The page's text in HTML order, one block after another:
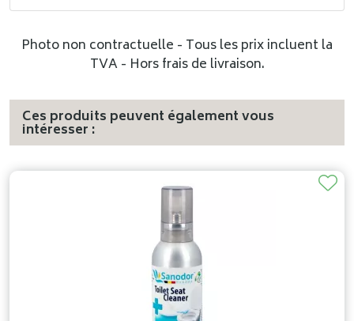
Photo non contractuelle - Tous les prix incluent la
TVA - Hors frais de livraison.
Ces produits peuvent également vous
intéresser :